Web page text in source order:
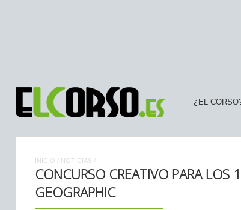
¿EL
INICIO / NOTICIAS /
CONCURSO CREATIVO PARA
GEOGRAPHIC